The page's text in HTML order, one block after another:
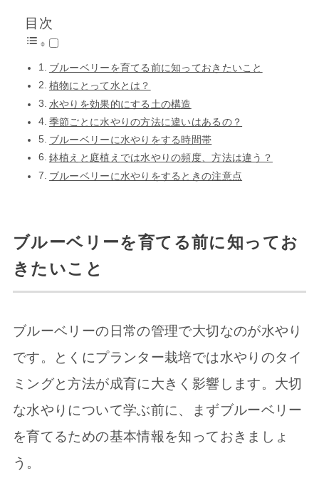
目次
ブルーベリーを育てる前に知っておきたいこと
植物にとって水とは？
水やりを効果的にする土の構造
季節ごとに水やりの方法に違いはあるの？
ブルーベリーに水やりをする時間帯
鉢植えと庭植えでは水やりの頻度、方法は違う？
ブルーベリーに水やりをするときの注意点
ブルーベリーを育てる前に知ってお
きたいこと
ブルーベリーの日常の管理で大切なのが水やり
です。とくにプランター栽培では水やりのタイ
ミングと方法が成育に大きく影響します。大切
な水やりについて学ぶ前に、まずブルーベリー
を育てるための基本情報を知っておきましょ
う。